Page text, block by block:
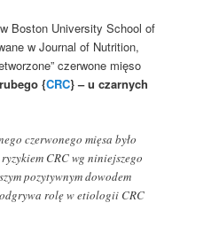
Boston University School of
w Journal of Nutrition,
czerwone mięso
{CRC} – u czarnych
czerwonego mięsa było
CRC wg niniejszego
pozytywnym dowodem
rolę w etiologii CRC